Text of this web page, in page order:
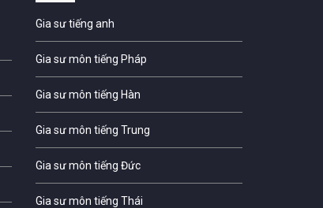
Gia sư tiếng anh
Gia sư môn tiếng Pháp
Gia sư môn tiếng Hàn
Gia sư môn tiếng Trung
Gia sư môn tiếng Đức
Gia sư môn tiếng Thái